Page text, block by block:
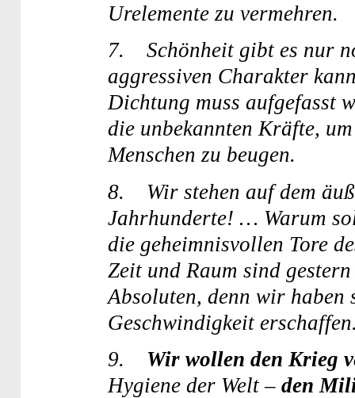
Urelemente zu vermehren.
7. Schönheit gibt es nur
aggressiven Charakter
Dichtung muss aufgefasst
die unbekannten Kräfte,
Menschen zu beugen.
8. Wir stehen auf dem
Jahrhunderte! … Warum
die geheimnisvollen Tore
Zeit und Raum sind
Absoluten, denn wir haben
Geschwindigkeit
9. Wir wollen den Krieg
Hygiene der Welt – den